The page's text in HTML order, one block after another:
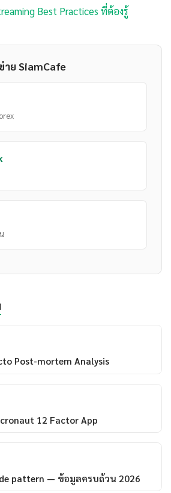
Best Practices ที่ต้องรู้
าย SiamCafe
Post-mortem Analysis
12 Factor App
pattern — ข้อมูลครบถ้วน 2026